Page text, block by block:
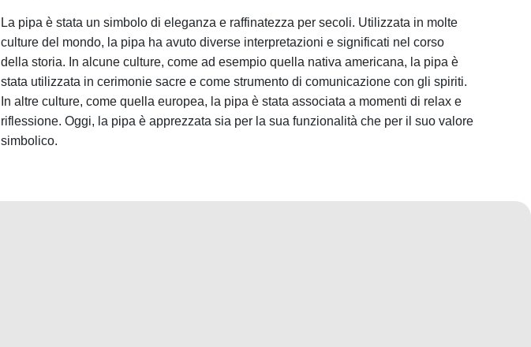
La pipa è stata un simbolo di eleganza e raffinatezza per secoli. Utilizzata in molte
culture del mondo, la pipa ha avuto diverse interpretazioni e significati nel corso
della storia. In alcune culture, come ad esempio quella nativa americana, la pipa è
stata utilizzata in cerimonie sacre e come strumento di comunicazione con gli spiriti.
In altre culture, come quella europea, la pipa è stata associata a momenti di relax e
riflessione. Oggi, la pipa è apprezzata sia per la sua funzionalità che per il suo valore
simbolico.